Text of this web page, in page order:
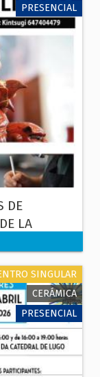
PRESENCIAL
DE
LA
SINGULAR
CERÁMICA
PRESENCIAL